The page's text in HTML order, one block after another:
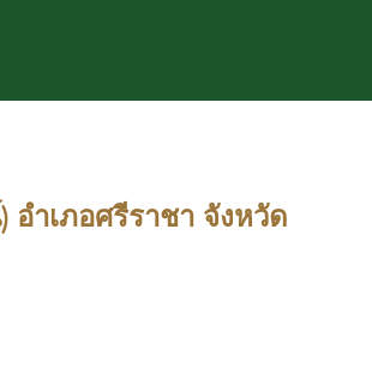
ำเภอศรีราชา จังหวัด